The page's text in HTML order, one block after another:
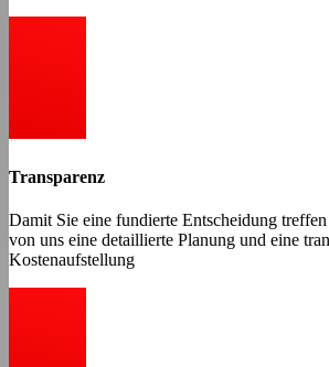
Transparenz
Damit Sie eine fundierte Entscheidung
von uns eine detaillierte Planung und eine
Kostenaufstellung